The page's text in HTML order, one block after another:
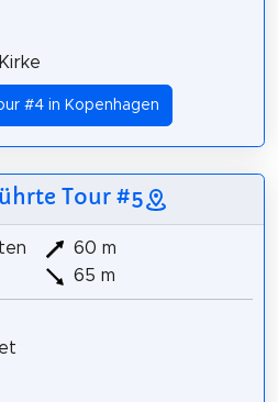
#4 in Kopenhagen
Tour #5
60 m
65 m